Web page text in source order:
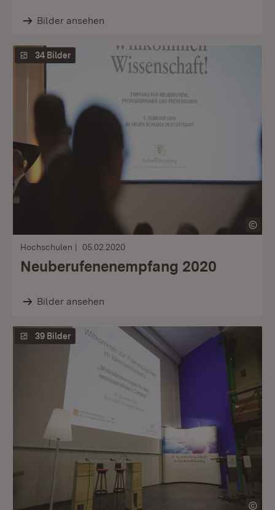
Bilder ansehen
34 Bilder
Hochschulen 05.02.2020
Neuberufenenempfang 2020
Bilder ansehen
39 Bilder